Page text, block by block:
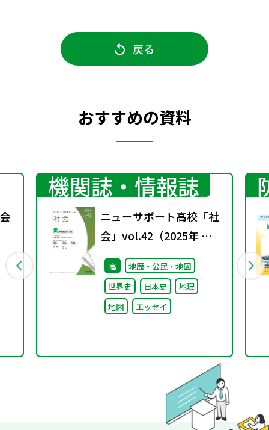
戻る
おすすめの資料
機関誌・情報誌
ニューサポート高校「社
会」vol.42（2025年 春
号）
高
地歴・公民・地図
世界史
日本史
地理
地図
エッセイ